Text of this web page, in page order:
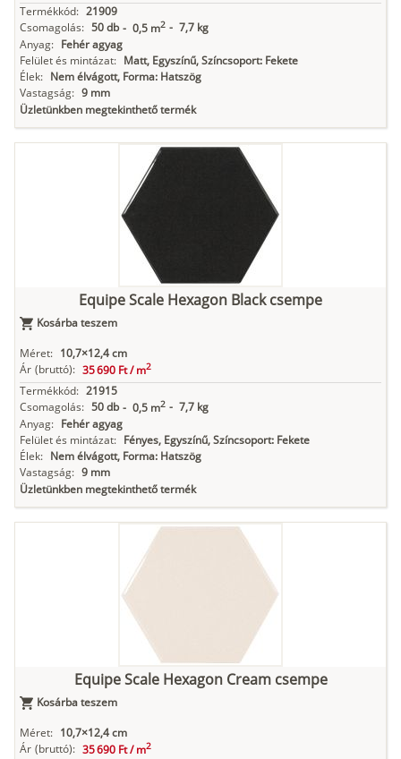
Termékkód: 21909
Csomagolás: 50 db - 0,5 m2 - 7,7 kg
Anyag: Fehér agyag
Felület és mintázat: Matt, Egyszínű, Színcsoport: Fekete
Élek: Nem élvágott, Forma: Hatszög
Vastagság: 9 mm
Üzletünkben megtekinthető termék
Equipe Scale Hexagon Black csempe
Kosárba teszem
Méret: 10,7×12,4 cm
Ár (bruttó): 35 690 Ft /m2
Termékkód: 21915
Csomagolás: 50 db - 0,5 m2 - 7,7 kg
Anyag: Fehér agyag
Felület és mintázat: Fényes, Egyszínű, Színcsoport: Fekete
Élek: Nem élvágott, Forma: Hatszög
Vastagság: 9 mm
Üzletünkben megtekinthető termék
Equipe Scale Hexagon Cream csempe
Kosárba teszem
Méret: 10,7×12,4 cm
Ár (bruttó): 35 690 Ft /m2